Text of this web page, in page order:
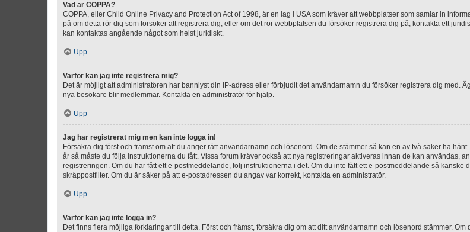
Vad är COPPA?
COPPA, eller Child Online Privacy and Protection Act of 1998, är en lag i USA som kräver att webbplatser som samlar in
på om detta rör dig som försöker att registrera dig, eller om det rör webbplatsen du försöker registrera dig på, kontakta ett
kan kontaktas angående något som helst juridiskt.
Upp
Varför kan jag inte registrera mig?
Det är möjligt att administratören har bannlyst din IP-adress eller förbjudit det användarnamn du försöker registrera dig med.
nya besökare blir medlemmar. Kontakta en administratör för hjälp.
Upp
Jag har registrerat mig men kan inte logga in!
Försäkra dig först och främst om att du anger rätt användarnamn och lösenord. Om de stämmer så kan en av två saker ha
år så måste du följa instruktionerna du fått. Vissa forum kräver också att nya registreringar aktiveras innan de kan användas,
registreringen. Om du har fått ett e-postmeddelande, följ instruktionerna i det. Om du inte fått ett e-postmeddelande så
skräppostfilter. Om du är säker på att e-postadressen du angav var korrekt, kontakta en administratör.
Upp
Varför kan jag inte logga in?
Det finns flera möjliga förklaringar till detta. Först och främst, försäkra dig om att ditt användarnamn och lösenord stämmer.